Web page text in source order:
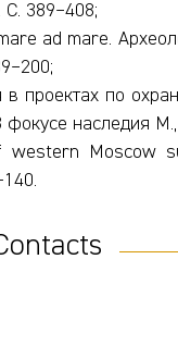
389–408;
ad mare.
проектах по
наследия
western Moscow